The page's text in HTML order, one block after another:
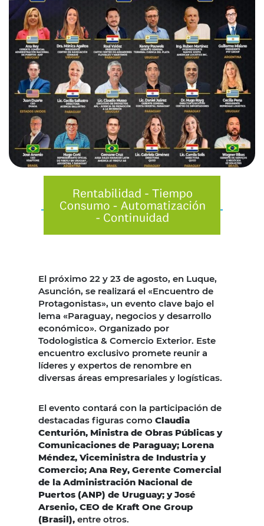
El próximo 22 y 23 de agosto, en Luque,
Asunción, se realizará el «Encuentro de
Protagonistas», un evento clave bajo el
lema «Paraguay, negocios y desarrollo
económico». Organizado por
Todologistica & Comercio Exterior. Este
encuentro exclusivo promete reunir a
líderes y expertos de renombre en
diversas áreas empresariales y logísticas.
El evento contará con la participación de
destacadas figuras como Claudia
Centurión, Ministra de Obras Públicas y
Comunicaciones de Paraguay; Lorena
Méndez, Viceministra de Industria y
Comercio; Ana Rey, Gerente Comercial
de la Administración Nacional de
Puertos (ANP) de Uruguay; y José
Arsenio, CEO de Kraft One Group
(Brasil), entre otros.